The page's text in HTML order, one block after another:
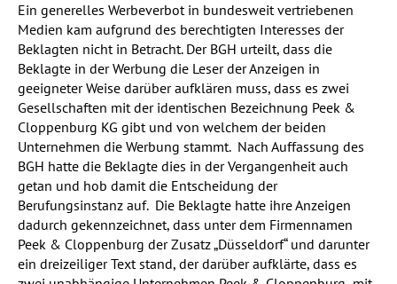
Ein generelles Werbeverbot in bundesweit vertriebenen
Medien kam aufgrund des berechtigten Interesses der
Beklagten nicht in Betracht. Der BGH urteilt, dass die
Beklagte in der Werbung die Leser der Anzeigen in
geeigneter Weise darüber aufklären muss, dass es zwei
Gesellschaften mit der identischen Bezeichnung Peek &
Cloppenburg KG gibt und von welchem der beiden
Unternehmen die Werbung stammt. Nach Auffassung des
BGH hatte die Beklagte dies in der Vergangenheit auch
getan und hob damit die Entscheidung der
Berufungsinstanz auf. Die Beklagte hatte ihre Anzeigen
dadurch gekennzeichnet, dass unter dem Firmennamen
Peek & Cloppenburg der Zusatz „Düsseldorf“ und darunter
ein dreizeiliger Text stand, der darüber aufklärte, dass es